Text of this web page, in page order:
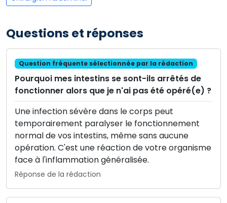
Questions et réponses
Question fréquente sélectionnée par la rédaction
Pourquoi mes intestins se sont-ils arrêtés de
fonctionner alors que je n'ai pas été opéré(e) ?
Une infection sévère dans le corps peut
temporairement paralyser le fonctionnement
normal de vos intestins, même sans aucune
opération. C'est une réaction de votre organisme
face à l'inflammation généralisée.
Réponse de la rédaction